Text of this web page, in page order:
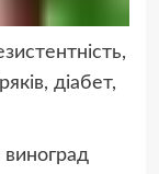
діабет,